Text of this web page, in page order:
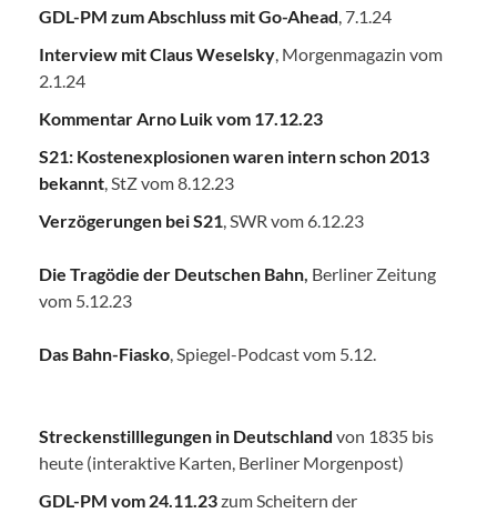
GDL-PM zum Abschluss mit Go-Ahead, 7.1.24
Interview mit Claus Weselsky, Morgenmagazin vom
2.1.24
Kommentar Arno Luik vom 17.12.23
S21: Kostenexplosionen waren intern schon 2013
bekannt, StZ vom 8.12.23
Verzögerungen bei S21, SWR vom 6.12.23
Die Tragödie der Deutschen Bahn, Berliner Zeitung
vom 5.12.23
Das Bahn-Fiasko, Spiegel-Podcast vom 5.12.
Streckenstilllegungen in Deutschland von 1835 bis
heute (interaktive Karten, Berliner Morgenpost)
GDL-PM vom 24.11.23zum Scheitern der